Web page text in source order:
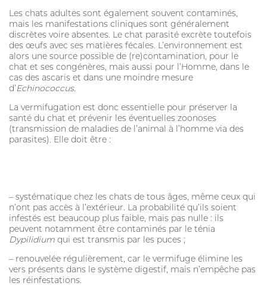
Les chats adultes sont également souvent contaminés,
mais les manifestations cliniques sont généralement
discrètes voire absentes. Le chat parasité excrète toutefois
des œufs avec ses matières fécales. L’environnement est
alors une source possible de (re)contamination, pour le
chat et ses congénères, mais aussi pour l’Homme, dans le
cas des ascaris et dans une moindre mesure
d’Echinococcus.
La vermifugation est donc essentielle pour préserver la
santé du chat et prévenir les éventuelles zoonoses
(transmission de maladies de l’animal à l’homme via des
parasites). Elle doit être :
– systématique chez les chats de tous âges, même ceux qui
n’ont pas accès à l’extérieur. La probabilité qu’ils soient
infestés est beaucoup plus faible, mais pas nulle : ils
peuvent notamment être contaminés par le ténia
Dypilidium qui est transmis par les puces ;
– renouvelée régulièrement, car le vermifuge élimine les
vers présents dans le système digestif, mais n’empêche pas
les réinfestations.